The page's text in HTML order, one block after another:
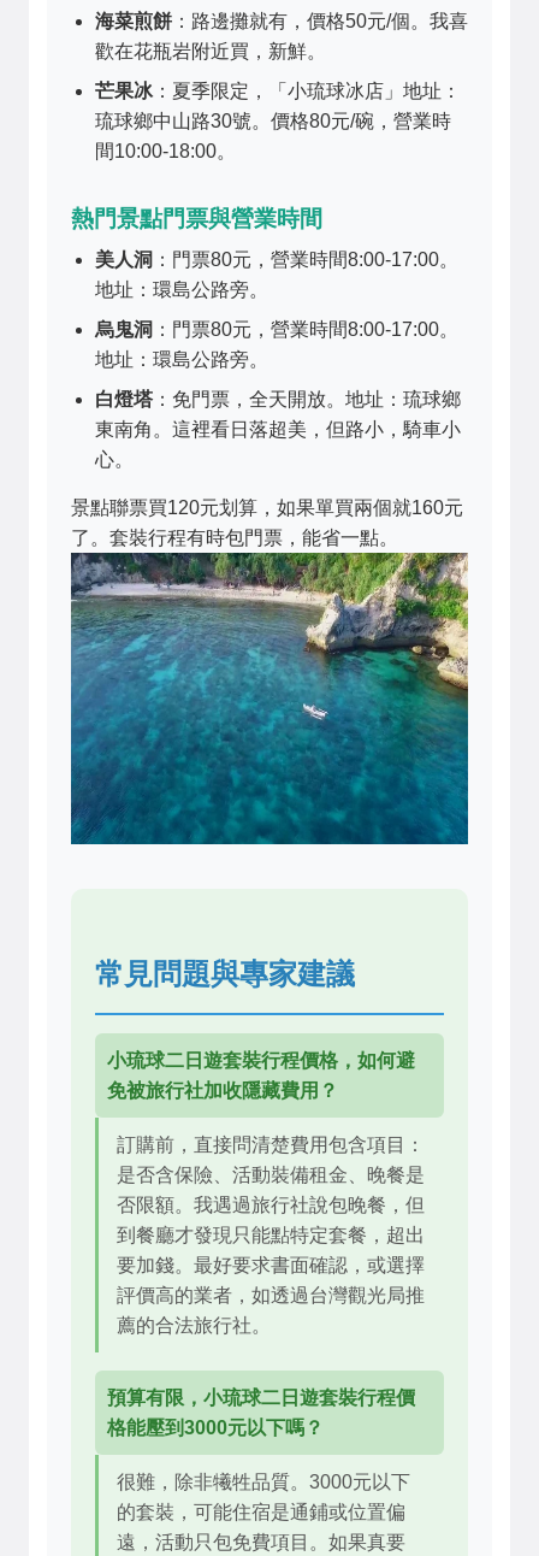
海菜煎餅 ：路邊攤就有，價格50元/個。我喜
歡在花瓶岩附近買，新鮮。
芒果冰：夏季限定，「小琉球冰店」地址：
琉球鄉中山路30號。價格80元/碗，營業時
間10:00-18:00。
熱門景點門票與營業時間
美人洞 ：門票80元，營業時間8:00-17:00。
地址：環島公路旁。
烏鬼洞 ：門票80元，營業時間8:00-17:00。
地址：環島公路旁。
白燈塔：免門票，全天開放。地址：琉球鄉
東南角。這裡看日落超美，但路小，騎車小
心。
景點聯票買120元划算，如果單買兩個就160元
了。套裝行程有時包門票，能省一點。
常見問題與專家建議
小琉球二日遊套裝行程價格，如何避
免被旅行社加收隱藏費用？
訂購前，直接問清楚費用包含項目：
是否含保險、活動裝備租金、晚餐是
否限額。我遇過旅行社說包晚餐，但
到餐廳才發現只能點特定套餐，超出
要加錢。最好要求書面確認，或選擇
評價高的業者，如透過台灣觀光局推
薦的合法旅行社。
預算有限，小琉球二日遊套裝行程價
格能壓到3000元以下嗎？
很難，除非犧牲品質。3000元以下
的套裝，可能住宿是通鋪或位置偏
遠，活動只包免費項目。如果真要